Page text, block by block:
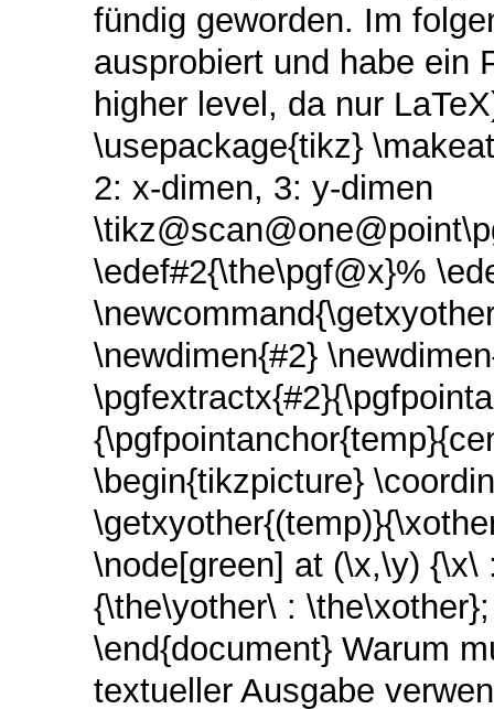
fündig geworden. Im
ausprobiert und habe ein
higher level, da nur
\usepackage{tikz}
2: x-dimen, 3: y-dimen
\edef#2{\the\pgf@x}%
\newdimen{#2}
\begin{tikzpicture}
\node[green] at (\x,\y) {\x\
{\the\yother\ :
\end{document} Warum
textueller Ausgabe